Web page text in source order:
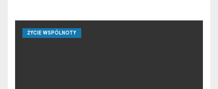
ŻYCIE WSPÓLNOTY